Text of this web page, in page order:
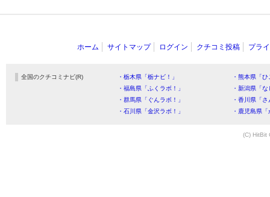
ホーム サイトマップ ログイン クチコミ投稿 プラ
全国のクチコミナビ(R) ・栃木県「栃ナビ！」
・熊本県「
・福島県「ふくラボ！」
・新潟県「
・群馬県「ぐんラボ！」
・香川県「
・石川県「金沢ラボ！」
・鹿児島県
(C) HitBit